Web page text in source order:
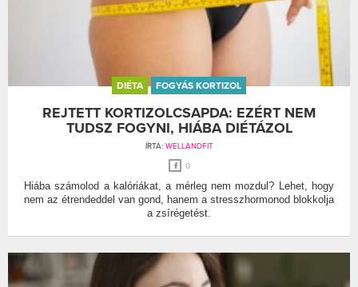
DIÉTA FOGYÁS KORTIZOL
REJTETT KORTIZOLCSAPDA: EZÉRT NEM
TUDSZ FOGYNI, HIÁBA DIÉTÁZOL
ÍRTA: WELLANDFIT
0
Hiába számolod a kalóriákat, a mérleg nem mozdul? Lehet, hogy
nem az étrendeddel van gond, hanem a stresszhormonod blokkolja
a zsírégetést.